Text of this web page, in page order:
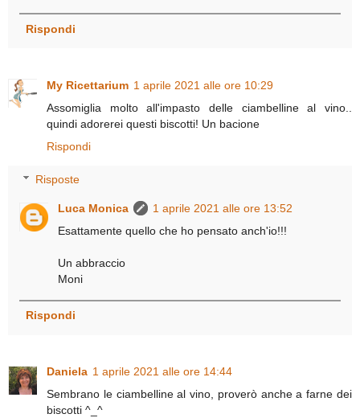
Rispondi
My Ricettarium 1 aprile 2021 alle ore 10:29
Assomiglia molto all'impasto delle ciambelline al vino..
quindi adorerei questi biscotti! Un bacione
Rispondi
Risposte
Luca Monica
1 aprile 2021 alle ore 13:52
Esattamente quello che ho pensato anch'io!!!
Un abbraccio
Moni
Rispondi
Daniela 1 aprile 2021 alle ore 14:44
Sembrano le ciambelline al vino, proverò anche a farne dei
biscotti ^_^